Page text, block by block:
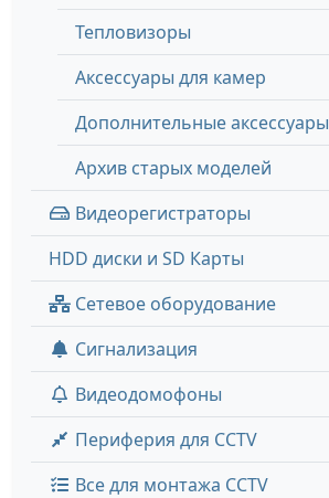
Тепловизоры
Аксессуары для камер
Дополнительные аксессуары
Архив старых моделей
Видеорегистраторы
HDD диски и SD Карты
Сетевое оборудование
Сигнализация
Видеодомофоны
Периферия для CCTV
Все для монтажа CCTV